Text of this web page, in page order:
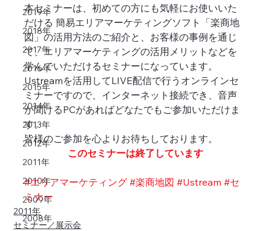
2019年
2018年
2017年
2016年
2015年
2014年
2013年
2012年
2011年
2010年
2009年
2008年
本セミナーは、初めての方にも気軽にお使いいた
だける 簡易エリアマーケティングソフト「楽商地
図」の活用方法のご紹介と、お客様の事例を通じ
て、エリアマーケティングの活用メリットなどを
学んでいただけるセミナーになっています。
Ustreamを活用してLIVE配信で行うオンラインセ
ミナーですので、インターネット接続でき、音声
が聞けるPCがあればどなたでもご参加いただけま
す。
皆様のご参加を心よりお待ちしております。
このセミナーは終了しています
#エリアマーケティング #楽商地図 #Ustream #セ
ミナー
2011年
セミナー／展示会